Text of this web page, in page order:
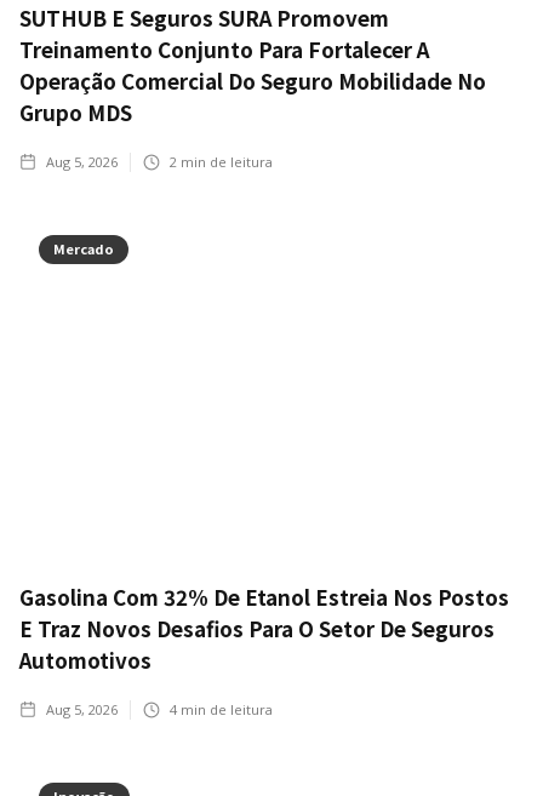
SUTHUB E Seguros SURA Promovem
Treinamento Conjunto Para Fortalecer A
Operação Comercial Do Seguro Mobilidade No
Grupo MDS
Aug 5, 2026 2 min de leitura
Mercado
Gasolina Com 32% De Etanol Estreia Nos Postos
E Traz Novos Desafios Para O Setor De Seguros
Automotivos
Aug 5, 2026 4 min de leitura